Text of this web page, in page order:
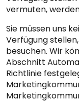
vermuten,
Sie müssen uns
Verfügung
besuchen. Wir
Abschnitt
Richtlinie